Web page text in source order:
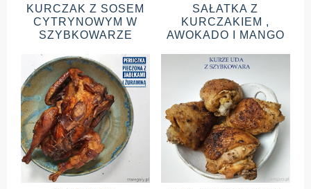
KURCZAK Z SOSEM
CYTRYNOWYM W
SZYBKOWARZE
SAŁATKA Z
KURCZAKIEM ,
AWOKADO I MANGO